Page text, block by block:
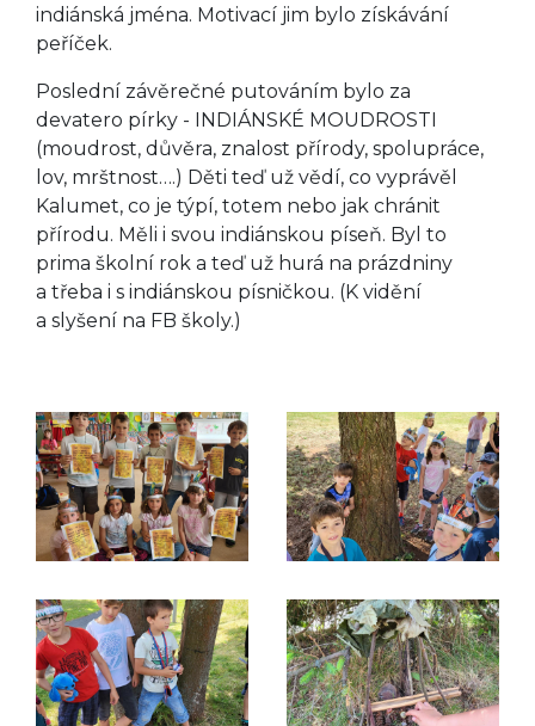
indiánská jména. Motivací jim bylo získávání
peříček.
Poslední závěrečné putováním bylo za
devatero pírky - INDIÁNSKÉ MOUDROSTI
(moudrost, důvěra, znalost přírody, spolupráce,
lov, mrštnost….) Děti teď už vědí, co vyprávěl
Kalumet, co je týpí, totem nebo jak chránit
přírodu. Měli i svou indiánskou píseň. Byl to
prima školní rok a teď už hurá na prázdniny
a třeba i s indiánskou písničkou. (K vidění
a slyšení na FB školy.)